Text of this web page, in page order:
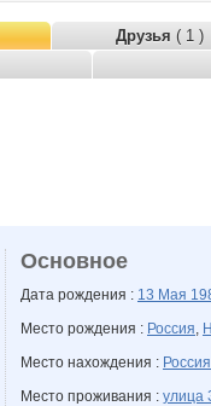
Друзья ( 1 )
Основное
Дата рождения : 13 Мая
Место рождения : Россия,
Место нахождения : Россия
Место проживания : улица